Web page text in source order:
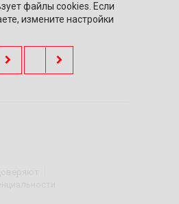
файлы cookies. Если
измените настройки